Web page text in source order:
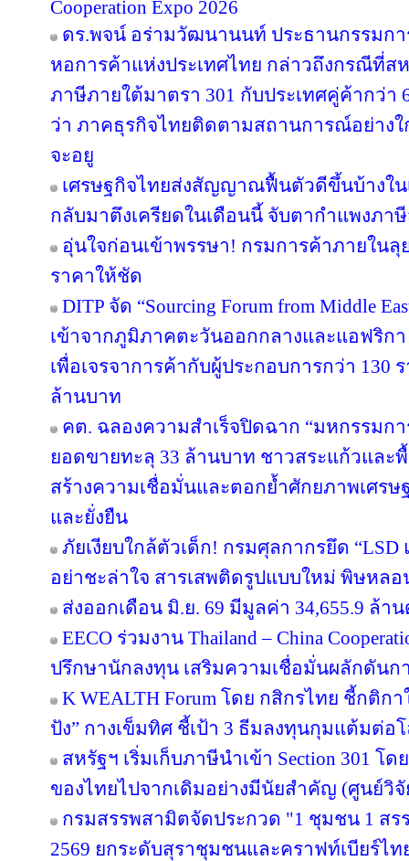
Cooperation Expo 2026
ดร.พจน์ อร่ามวัฒนานนท์ ประธานกรรมก
หอการค้าแห่งประเทศไทย กล่าวถึงกรณีที่ส
ภาษีภายใต้มาตรา 301 กับประเทศคู่ค้ากว่า
ว่า ภาคธุรกิจไทยติดตามสถานการณ์อย่าง
จะอยู
เศรษฐกิจไทยส่งสัญญาณฟื้นตัวดีขึ้นบ้างใ
กลับมาตึงเครียดในเดือนนี้ จับตากำแพงภา
อุ่นใจก่อนเข้าพรรษา! กรมการค้าภายใน
ราคาให้ชัด
DITP จัด “Sourcing Forum from Middle
เข้าจากภูมิภาคตะวันออกกลางและแอฟริกา
เพื่อเจรจาการค้ากับผู้ประกอบการกว่า 130
ล้านบาท
คต. ฉลองความสำเร็จปิดฉาก “มหกรรมก
ยอดขายทะลุ 33 ล้านบาท ชาวสระแก้วและ
สร้างความเชื่อมั่นและตอกย้ำศักยภาพเศร
และยั่งยืน
ภัยเงียบใกล้ตัวเด็ก! กรมศุลกากรยึด
อย่าชะล่าใจ สารเสพติดรูปแบบใหม่ พิษหล
ส่งออกเดือน มิ.ย. 69 มีมูลค่า 34,655.9 ล้า
EECO ร่วมงาน Thailand – China
ปรึกษานักลงทุน เสริมความเชื่อมั่นผลักดันก
K WEALTH Forum โดย กสิกรไทย ชี้กติก
ปัง” กางเข็มทิศ ชี้เป้า 3 ธีมลงทุนกุมแต้มต่อ
สหรัฐฯ เริ่มเก็บภาษีนำเข้า Section 301 โ
ของไทยไปจากเดิมอย่างมีนัยสำคัญ (ศูนย์วิจั
กรมสรรพสามิตจัดประกวด "1 ชุมชน 1 สร
2569 ยกระดับสุราชุมชนและคราฟท์เบียร์ไท